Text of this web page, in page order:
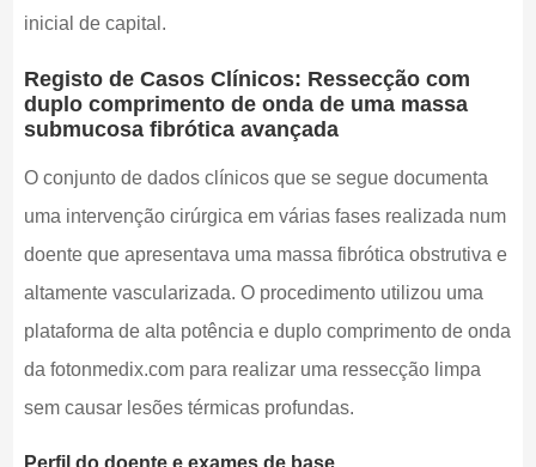
inicial de capital.
Registo de Casos Clínicos: Ressecção com
duplo comprimento de onda de uma massa
submucosa fibrótica avançada
O conjunto de dados clínicos que se segue documenta
uma intervenção cirúrgica em várias fases realizada num
doente que apresentava uma massa fibrótica obstrutiva e
altamente vascularizada. O procedimento utilizou uma
plataforma de alta potência e duplo comprimento de onda
da fotonmedix.com para realizar uma ressecção limpa
sem causar lesões térmicas profundas.